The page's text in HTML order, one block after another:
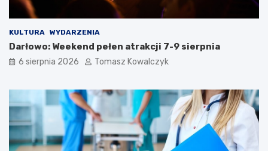
KULTURA WYDARZENIA
Darłowo: Weekend pełen atrakcji 7-9 sierpnia
6 sierpnia 2026 Tomasz Kowalczyk